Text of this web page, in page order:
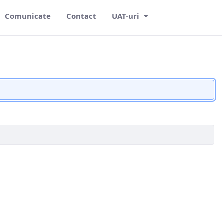
Comunicate Contact UAT-uri